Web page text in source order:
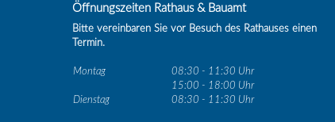
Öffnungszeiten Rathaus & Bauamt
Bitte vereinbaren Sie vor Besuch des Rathauses einen
Termin.
Montag
08:30 - 11:30 Uhr
15:00 - 18:00 Uhr
Dienstag
08:30 - 11:30 Uhr